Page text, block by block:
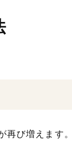
再び増えます